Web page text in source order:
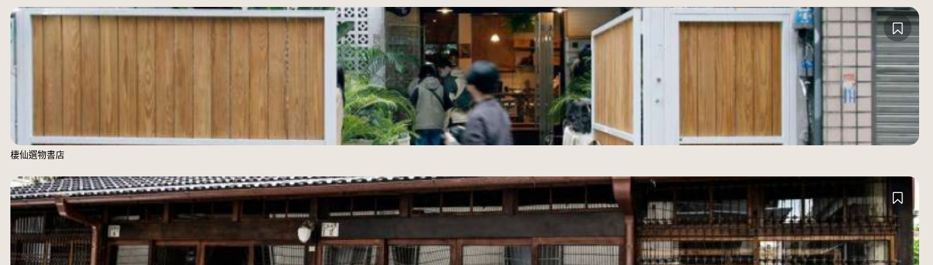
棲仙選物書店